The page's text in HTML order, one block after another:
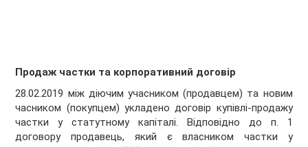
Продаж частки та корпоративний договір
28.02.2019 між діючим учасником (продавцем) та новим
часником (покупцем) укладено договір купівлі-продажу
частки у статутному капіталі. Відповідно до п. 1
договору продавець, який є власником частки у